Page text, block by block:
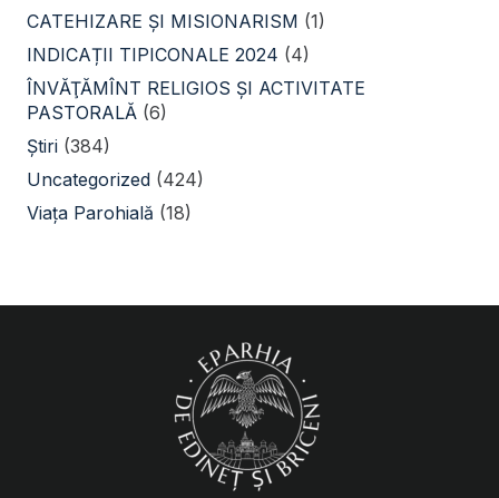
CATEHIZARE ŞI MISIONARISM (1)
INDICAȚII TIPICONALE 2024 (4)
ÎNVĂŢĂMÎNT RELIGIOS ŞI ACTIVITATE
PASTORALĂ (6)
Știri (384)
Uncategorized (424)
Viața Parohială (18)